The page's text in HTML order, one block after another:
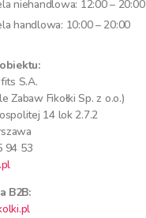
niehandlowa: 12:00 – 20:00
handlowa: 10:00 – 20:00
S.A.
Zabaw Fikołki Sp. z o.o.)
14 lok 2.7.2
94 53
B2B: